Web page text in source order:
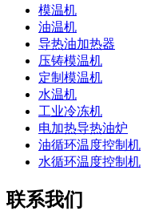
模温机
油温机
导热油加热器
压铸模温机
定制模温机
水温机
工业冷冻机
电加热导热油炉
油循环温度控制机
水循环温度控制机
联系我们